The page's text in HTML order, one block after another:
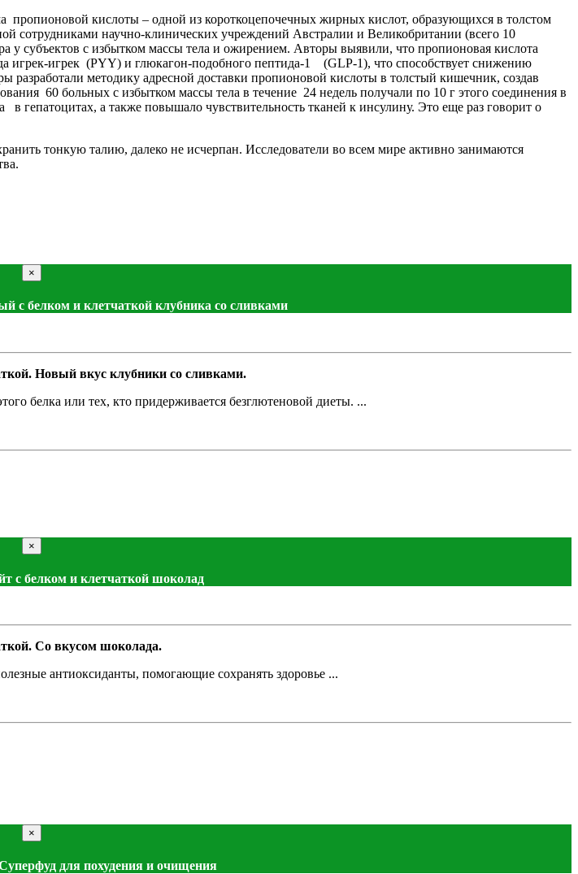
кислоты – одной из короткоцепочечных жирных кислот, образующихся в толстом
сотрудниками научно-клинических учреждений Австралии и Великобритании (всего 10
у субъектов с избытком массы тела и ожирением. Авторы выявили, что пропионовая кислота
игрек-игрек (PYY) и глюкагон-подобного пептида-1 (GLP-1), что способствует снижению
методику адресной доставки пропионовой кислоты в толстый кишечник, создав
60 больных с избытком массы тела в течение 24 недель получали по 10 г этого соединения в
а также повышало чувствительность тканей к инсулину. Это еще раз говорит о
тонкую талию, далеко не исчерпан. Исследователи во всем мире активно занимаются
×
с белком и клетчаткой клубника со сливками
Новый вкус клубники со сливками.
белка или тех, кто придерживается безглютеновой диеты. ...
×
с белком и клетчаткой шоколад
Со вкусом шоколада.
антиоксиданты, помогающие сохранять здоровье ...
×
для похудения и очищения